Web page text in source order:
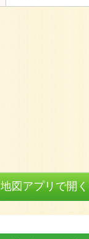
地図アプリで開く